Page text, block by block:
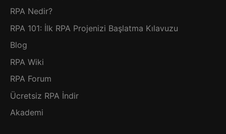
RPA Nedir?
RPA 101: İlk RPA Projenizi Başlatma Kılavuzu
Blog
RPA Wiki
RPA Forum
Ücretsiz RPA İndir
Akademi